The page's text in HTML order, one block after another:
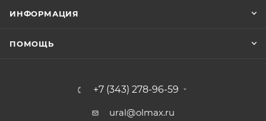
ИНФОРМАЦИЯ
ПОМОЩЬ
+7 (343) 278-96-59
ural@olmax.ru